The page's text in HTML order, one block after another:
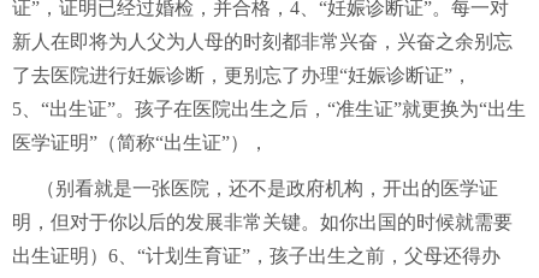
证”，证明已经过婚检，并合格，4、“妊娠诊断证”。每一对
新人在即将为人父为人母的时刻都非常兴奋，兴奋之余别忘
了去医院进行妊娠诊断，更别忘了办理“妊娠诊断证”，
5、“出生证”。孩子在医院出生之后，“准生证”就更换为“出生
医学证明”（简称“出生证”），
（别看就是一张医院，还不是政府机构，开出的医学证
明，但对于你以后的发展非常关键。如你出国的时候就需要
出生证明）6、“计划生育证”，孩子出生之前，父母还得办